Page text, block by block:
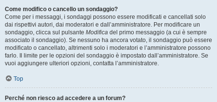
Come modifico o cancello un sondaggio?
Come per i messaggi, i sondaggi possono essere modificati e cancellati solo
dai rispettivi autori, dai moderatori e dall’amministratore. Per modificare un
sondaggio, clicca sul pulsante Modifica del primo messaggio (a cui è sempre
associato il sondaggio). Se nessuno ha ancora votato, il sondaggio può essere
modificato o cancellato, altrimenti solo i moderatori e l’amministratore possono
farlo. Il limite per le opzioni del sondaggio è impostato dall’amministratore. Se
vuoi aggiungere ulteriori opzioni, contatta l’amministratore.
Top
Perché non riesco ad accedere a un forum?